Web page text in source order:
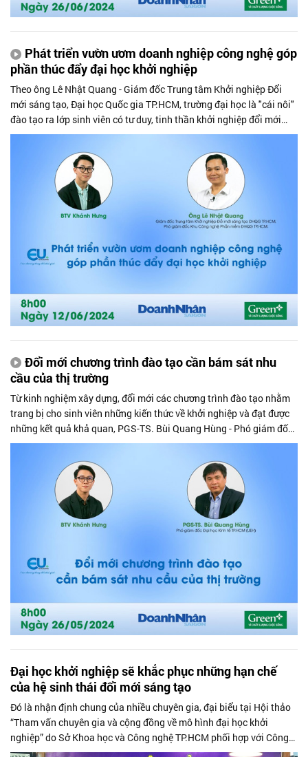
Phát triển vườn ươm doanh nghiệp công nghệ góp
phần thúc đẩy đại học khởi nghiệp
Theo ông Lê Nhật Quang - Giám đốc Trung tâm Khởi nghiệp Đổi
mới sáng tạo, Đại học Quốc gia TP.HCM, trường đại học là "cái nôi"
đào tạo ra lớp sinh viên có tư duy, tinh thần khởi nghiệp đổi mới
sáng tạo, họ sẽ là thế hệ doanh nhân phát triển nên những doanh
nghiệp đổi mới sáng tạo thành công trong tương lai. Ngoài ra, ông
cũng chia sẻ kinh nghiệm trong việc xây dựng vườn ươm doanh
nghiệp công nghệ tại các trường đại học, hướng đến hình thành đại
học khởi nghiệp tại Việt Nam.
Đổi mới chương trình đào tạo cần bám sát nhu
cầu của thị trường
Từ kinh nghiệm xây dựng, đổi mới các chương trình đào tạo nhằm
trang bị cho sinh viên những kiến thức về khởi nghiệp và đạt được
những kết quả khả quan, PGS-TS. Bùi Quang Hùng - Phó giám đốc
Đại học kinh tế TP.HCM (UEH) chia sẻ những thuận lợi, thách thức
mà các trường đang hướng tới mô hình đại học khởi nghiệp có thể
Đại học khởi nghiệp sẽ khắc phục những hạn chế
của hệ sinh thái đổi mới sáng tạo
Đó là nhận định chung của nhiều chuyên gia, đại biểu tại Hội thảo
“Tham vấn chuyên gia và cộng đồng về mô hình đại học khởi
nghiệp” do Sở Khoa học và Công nghệ TP.HCM phối hợp với Công
ty CP Tập đoàn Green+ tổ chức ngày 21/5.